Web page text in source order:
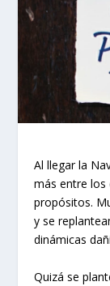
Al llegar la
más entre los
propósitos.
y se
dinámicas
Quizá se